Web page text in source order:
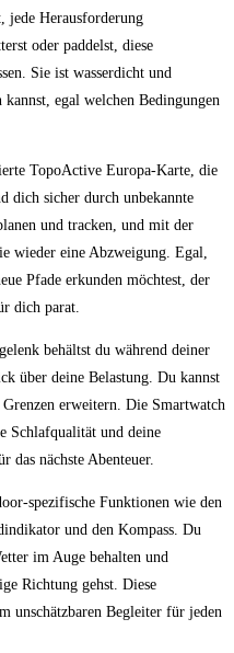
jede Herausforderung
oder paddelst, diese
Sie ‌ist wasserdicht ​und
kannst, ⁤egal ​welchen Bedingungen
TopoActive Europa-Karte, die
dich sicher durch unbekannte
und tracken, und mit⁣ der
wieder eine Abzweigung. Egal,⁣
Pfade erkunden ⁢möchtest, der
dich parat.
behältst du während​ deiner
über ​deine Belastung. Du kannst
‌erweitern. Die Smartwatch
Schlafqualität und ⁣deine
das‍ nächste ⁤Abenteuer.
spezifische⁢ Funktionen wie den
und den Kompass. ​Du
im Auge‍ behalten und
Richtung‌ gehst. ⁢Diese
unschätzbaren Begleiter für jeden